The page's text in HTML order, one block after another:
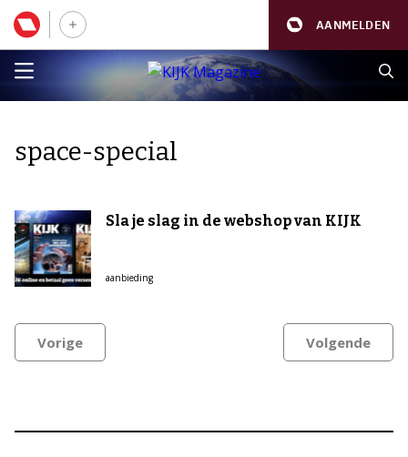
AANMELDEN
space-special
Sla je slag in de webshop van KIJK
aanbieding
Vorige Volgende